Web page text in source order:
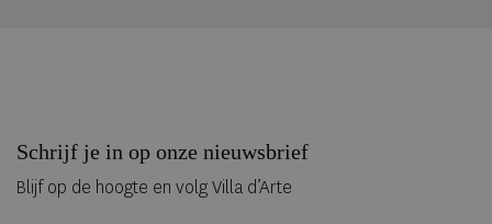
Schrijf je in op onze nieuwsbrief
Blijf op de hoogte en volg Villa d’Arte